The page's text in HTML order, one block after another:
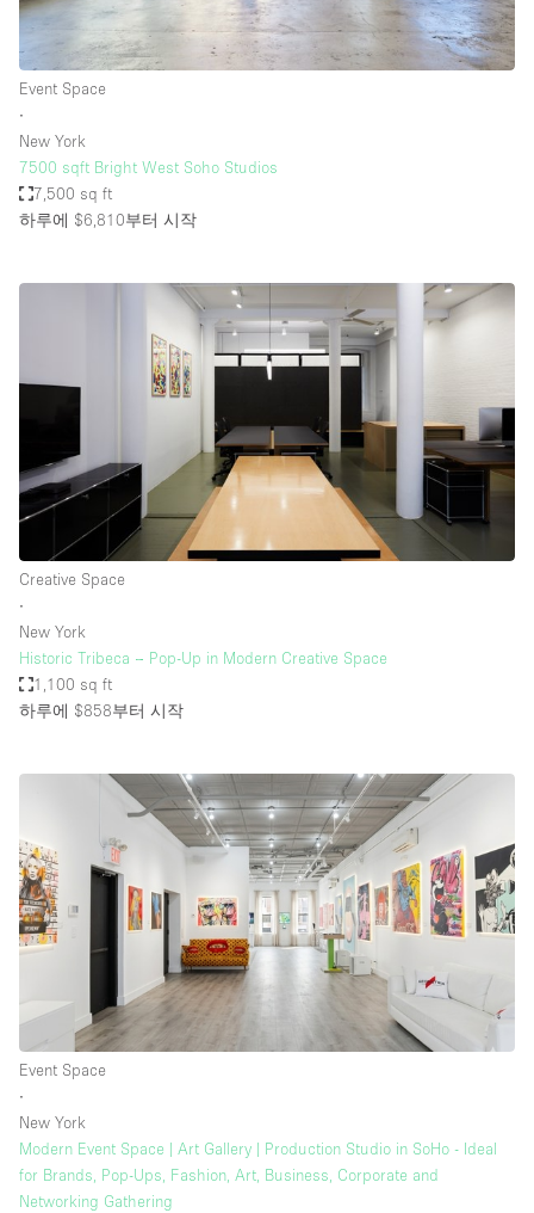
Event Space
∙
New York
7500 sqft Bright West Soho Studios
7,500 sq ft
하루에 $6,810부터 시작
Creative Space
∙
New York
Historic Tribeca – Pop-Up in Modern Creative Space
1,100 sq ft
하루에 $858부터 시작
Event Space
∙
New York
Modern Event Space | Art Gallery | Production Studio in SoHo - Ideal
for Brands, Pop-Ups, Fashion, Art, Business, Corporate and
Networking Gathering